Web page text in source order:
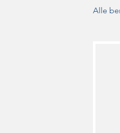
Alle